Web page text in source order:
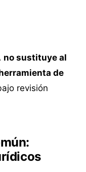
no sustituye al
de
revisión